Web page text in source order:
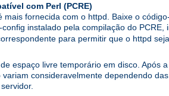
com Perl (PCRE)
mais fornecida com o httpd. Baixe o
instalado pela compilação do
para permitir que o httpd
espaço livre temporário em disco. Após
consideravelmente dependendo